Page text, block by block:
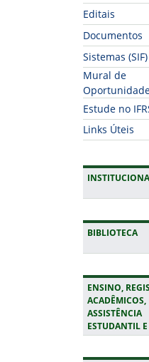
Editais
Documentos
Sistemas (SIF)
Mural de
Estude no
Links Úteis
BIBLIOTECA
ENSINO,
ACADÊMICOS,
ASSISTÊNCIA
ESTUDANTIL